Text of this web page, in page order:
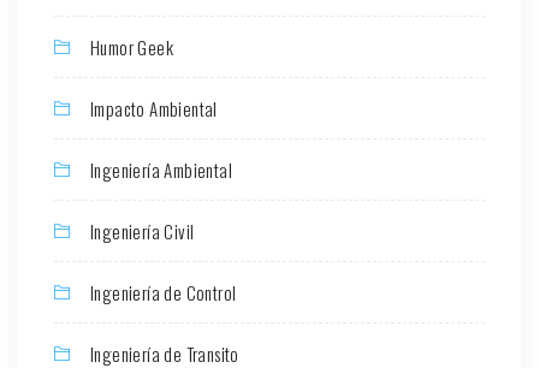
Humor Geek
Impacto Ambiental
Ingeniería Ambiental
Ingeniería Civil
Ingeniería de Control
Ingeniería de Transito